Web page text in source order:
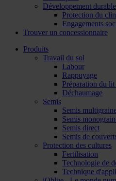
Développement durable
Protection du
Engagements
Trouver un concessionnaire
Produits
Travail du sol
Labour
Rappuyage
Préparation du lit
Déchaumage
Semis
Semis
Semis
Semis direct
Semis de
Protection des cultures
Fertilisation
Technologie de
Technique